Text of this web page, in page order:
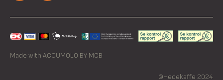
Made with ACCUMOLO BY MCB
©Hedekaffe 2024